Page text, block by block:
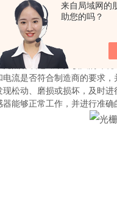
来自局域网的
助您的吗？
的距离和角度符合设备要
污染物，以免影响光的传
的指导进行校准，以确保
。在选择时，确保其测量
射或电磁干扰较大的环境
是否符合制造商的要求，
动、磨损或损坏，及时进
够正常工作，并进行准确